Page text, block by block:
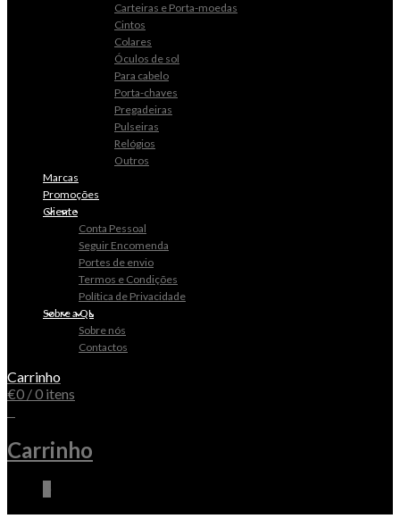
Carteiras e Porta-moedas
Cintos
Colares
Óculos de sol
Para cabelo
Porta-chaves
Pregadeiras
Pulseiras
Relógios
Outros
Marcas
Promoções
Cliente
Conta Pessoal
Seguir Encomenda
Portes de envio
Termos e Condições
Política de Privacidade
Sobre a QL
Sobre nós
Contactos
Carrinho
€0 / 0 itens
Carrinho